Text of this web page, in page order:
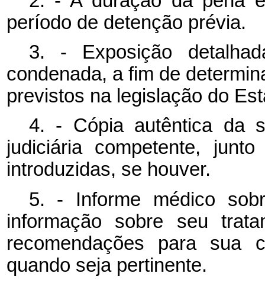
período de detenção prévia.
3. - Exposição
condenada, a fim de
previstos na legislação do
4. - Cópia autêntica da
judiciária competente,
introduzidas, se houver.
5. - Informe médico
informação sobre seu
recomendações para sua
quando seja pertinente.